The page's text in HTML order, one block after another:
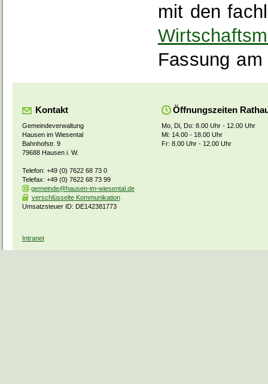
mit den
Fassung
Kontakt
Gemeindeverwaltung
Hausen im Wiesental
Bahnhofstr. 9
79688 Hausen i. W.
Telefon: +49 (0) 7622 68 73 0
Telefax: +49 (0) 7622 68 73 99
gemeinde@hausen-im-wiesental.de
verschlüsselte Kommunikation
Umsatzsteuer ID: DE142381773
Öffnungszeiten
Mo, Di, Do: 8.00 Uhr - 12.00 Uhr
Mi: 14.00 - 18.00 Uhr
Fr: 8.00 Uhr - 12.00 Uhr
Intranet